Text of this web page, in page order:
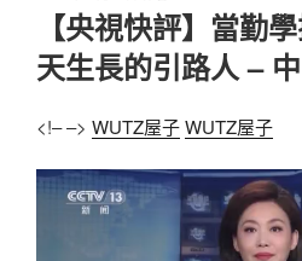
【央視快評】當勤
天生長的引路人 –
<!– –> WUTZ屋子WUTZ屋子